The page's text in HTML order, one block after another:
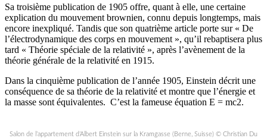
Sa troisième publication de 1905 offre, quant à elle, une certaine
explication du mouvement brownien, connu depuis longtemps, mais
encore inexpliqué. Tandis que son quatrième article porte sur « De
l’électrodynamique des corps en mouvement », qu’il rebaptisera plus
tard « Théorie spéciale de la relativité », après l’avènement de la
théorie générale de la relativité en 1915.
Dans la cinquième publication de l’année 1905, Einstein décrit une
conséquence de sa théorie de la relativité et montre que l’énergie et
la masse sont équivalentes. C’est la fameuse équation E = mc2.
Salon de l’appartement d’Albert Einstein sur la Kramgasse (Berne, Suisse) © Christian Du